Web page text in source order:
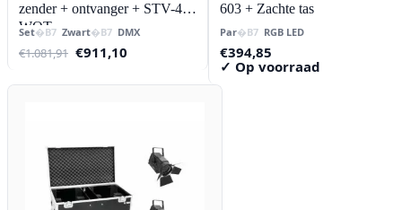
zender + ontvanger + STV-40-
WOT
Set Zwart DMX
€1.081,91 Oorspronkelijke
€911,10
603 + Zachte tas
Par RGB LED
€394,85
✓ Op voorraad